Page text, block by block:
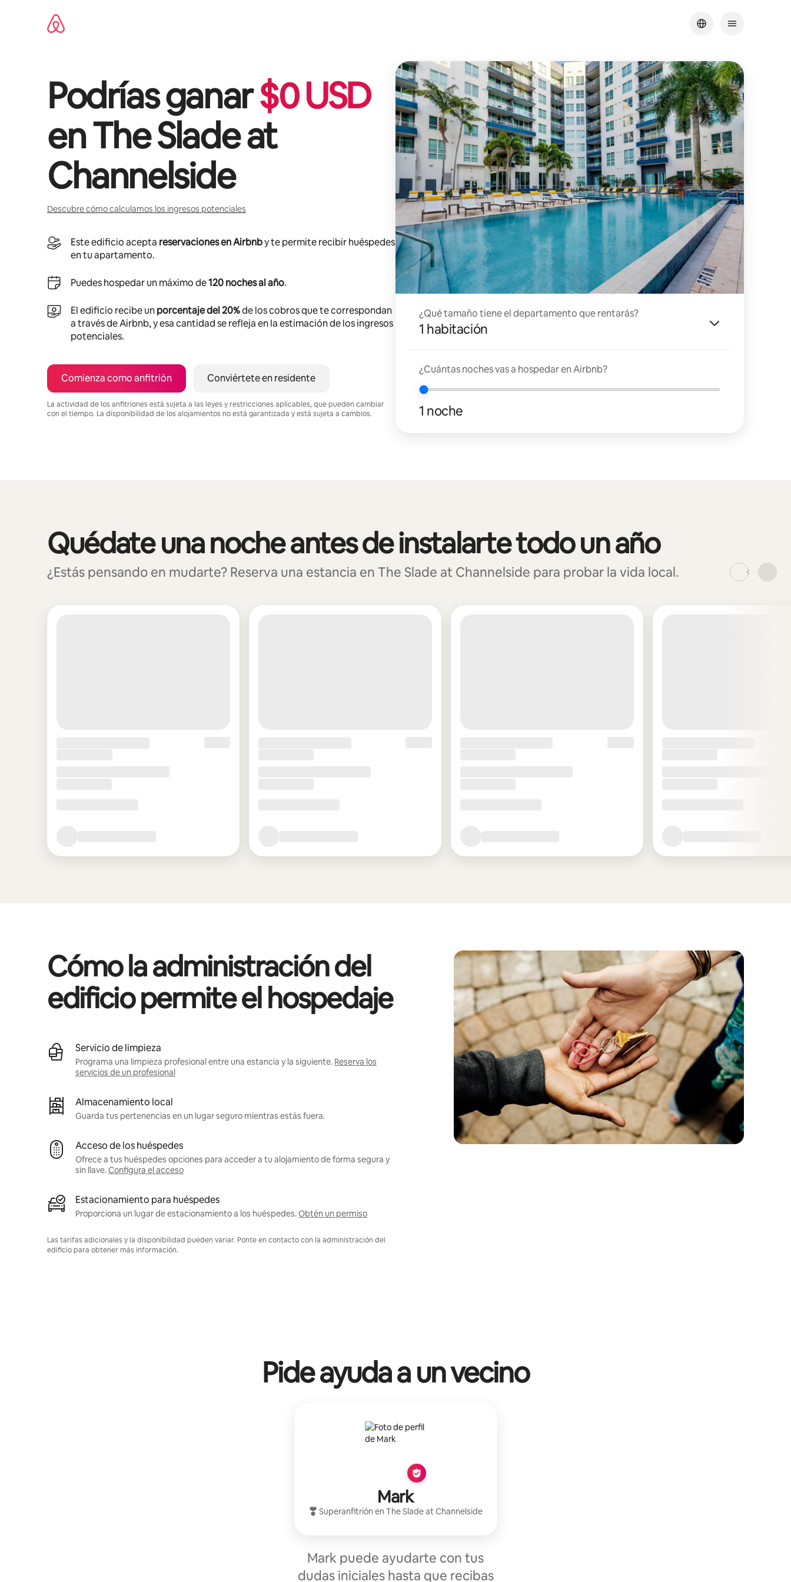
Podrías ganar$0USD
enThe Slade at
Channelside
Descubre cómo calculamos los ingresos potenciales
Este edificio acepta reservaciones en Airbnby te permite recibir huéspedes
en tu apartamento.
Puedes hospedar un máximo de120 noches al año.
El edificio recibe unporcentaje del 20%de los cobros que te correspondan
a través de Airbnb, y esa cantidad se refleja en la estimación de los ingresos
potenciales.
Comienza como anfitrión Conviértete en residente
La actividad de los anfitriones está sujeta a las leyes y restricciones aplicables, que pueden cambiar
con el tiempo. La disponibilidad de los alojamientos no está garantizada y está sujeta a cambios.
¿Qué tamaño tiene el departamento que rentarás?
1 habitación
¿Cuántas noches vas a hospedar en Airbnb?
1 noche
Quédate una noche antes de instalarte todo un año
¿Estás pensando en mudarte? Reserva una estancia en The Slade at Channelside para probar la vida local.
Mostrando 0 de 0 elementos
_
Cómo la administración del
edificio permite el hospedaje
Servicio de limpieza
Programa una limpieza profesional entre una estancia y la siguiente. Reserva los
servicios de un profesional
Almacenamiento local
Guarda tus pertenencias en un lugar seguro mientras estás fuera.
Acceso de los huéspedes
Ofrece a tus huéspedes opciones para acceder a tu alojamiento de forma segura y
sin llave.Configura el acceso
Estacionamiento para huéspedes
Proporciona un lugar de estacionamiento a los huéspedes.Obtén un permiso
Las tarifas adicionales y la disponibilidad pueden variar. Ponte en contacto con la administración del
edificio para obtener más información.
Pide ayuda a un vecino
Mark
SuperanfitriónenThe Slade at Channelside
Mark puede ayudarte con tus
dudas iniciales hasta que recibas